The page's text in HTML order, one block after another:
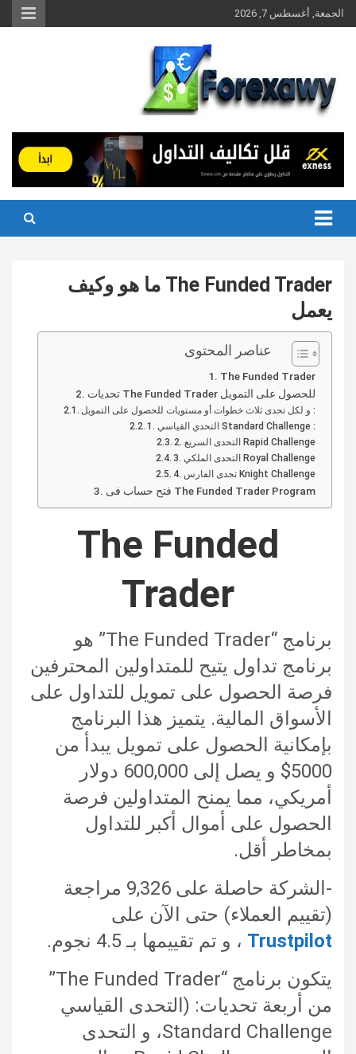
Skip
to
الجمعة, أغسطس 7, 2026
The Funded Trader ما هو وكيف
يعمل
عناصر المحتوى
The Funded Trader
تحديات The Funded Trader للحصول على التمويل
و لكل تحدى ثلاث خطوات أو مستويات للحصول على التمويل :
1. التحدي القياسي Standard Challenge :
2. التحدى السريع Rapid Challenge
3. التحدى الملكي Royal Challenge
4. تحدى الفارس Knight Challenge
فتح حساب فى The Funded Trader Program
The Funded
Trader
برنامج “The Funded Trader” هو
برنامج تداول يتيح للمتداولين المحترفين
فرصة الحصول على تمويل للتداول على
الأسواق المالية. يتميز هذا البرنامج
بإمكانية الحصول على تمويل يبدأ من
5000$ و يصل إلى 600,000 دولار
أمريكي، مما يمنح المتداولين فرصة
الحصول على أموال أكبر للتداول
بمخاطر أقل.
-الشركة حاصلة على 9,326 مراجعة
(تقييم العملاء) حتى الآن على
Trustpilot ، و تم تقييمها بـ 4.5 نجوم.
يتكون برنامج “The Funded Trader”
من أربعة تحديات: (التحدى القياسي
Standard Challenge، و التحدى